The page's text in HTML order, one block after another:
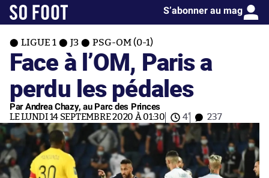
S’abonner au mag
LIGUE 1 J3 PSG-OM (0-1)
Face à l’OM, Paris a
perdu les pédales
Par Andrea Chazy, au Parc des Princes
LE LUNDI 14 SEPTEMBRE 2020 À 01:30 4' 237